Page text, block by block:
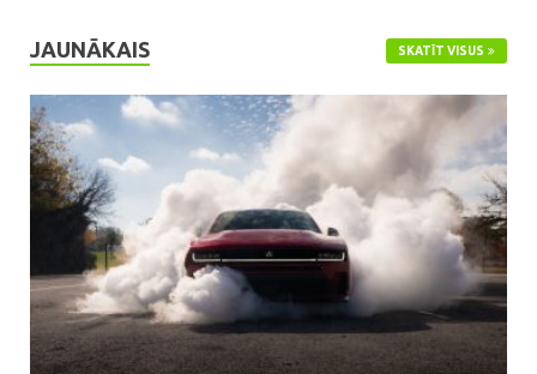
JAUNĀKAIS SKATĪT VISUS